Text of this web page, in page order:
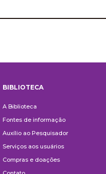
BIBLIOTECA
A Biblioteca
Fontes de informação
Auxílio ao Pesquisador
Serviços aos usuários
Compras e doações